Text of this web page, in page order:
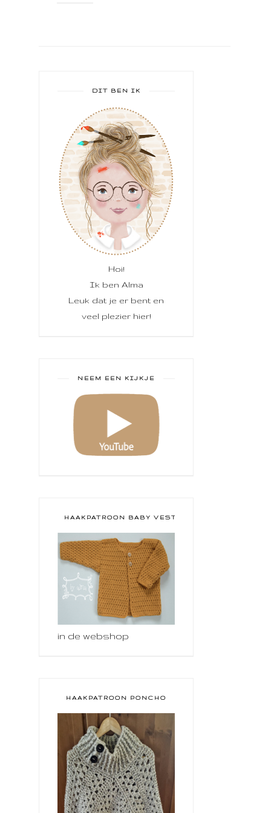
DIT BEN IK
Hoi!
Ik ben Alma
Leuk dat je er bent en
veel plezier hier!
NEEM EEN KIJKJE
HAAKPATROON BABY VESTJE
in de webshop
HAAKPATROON PONCHO